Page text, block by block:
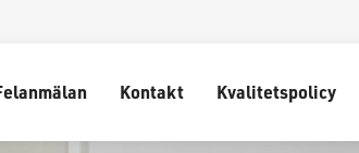
Kontakt Kvalitetspolicy